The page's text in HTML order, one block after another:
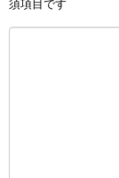
須項目です